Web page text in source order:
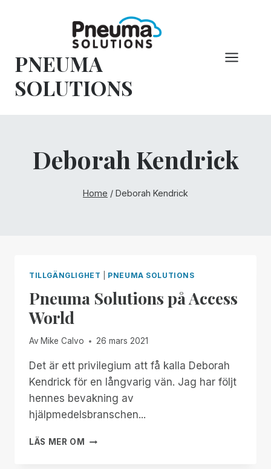
PNEUMA
SOLUTIONS
Deborah Kendrick
Home / Deborah Kendrick
TILLGÄNGLIGHET PNEUMA SOLUTIONS
Pneuma Solutions på Access
World
Av Mike Calvo 26 mars 2021
Det är ett privilegium att få kalla Deborah
Kendrick för en långvarig vän. Jag har följt
hennes bevakning av
hjälpmedelsbranschen...
LÄS MER OM
PNEUMA